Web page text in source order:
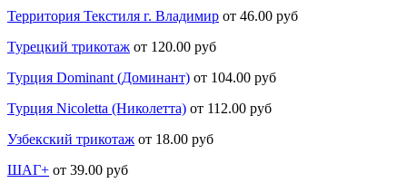
Территория Текстиля г. Владимир от 46.00 руб
Турецкий трикотаж от 120.00 руб
Турция Dominant (Доминант) от 104.00 руб
Турция Nicoletta (Николетта) от 112.00 руб
Узбекский трикотаж от 18.00 руб
ШАГ+ от 39.00 руб